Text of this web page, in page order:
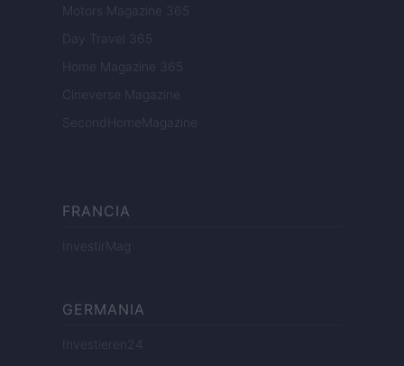
Motors Magazine 365
Day Travel 365
Home Magazine 365
Cineverse Magazine
SecondHomeMagazine
FRANCIA
InvestirMag
GERMANIA
Investieren24